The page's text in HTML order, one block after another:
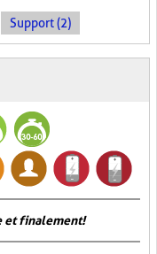
Support (2)
et finalement!